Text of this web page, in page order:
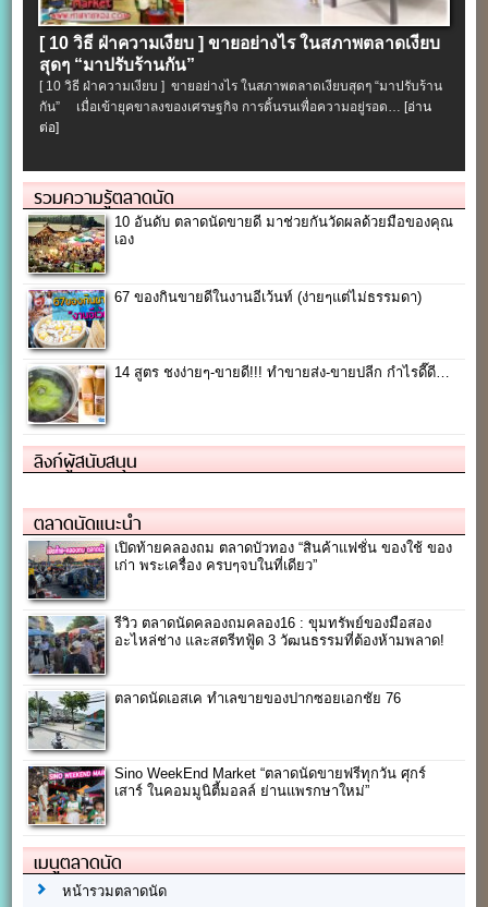
[ 10 วิธี ฝ่าความเงียบ ] ขายอย่างไร ในสภาพตลาดเงียบ
สุดๆ “มาปรับร้านกัน”
[ 10 วิธี ฝ่าความเงียบ ] ขายอย่างไร ในสภาพตลาดเงียบสุดๆ “มาปรับร้าน
กัน” เมื่อเข้ายุคขาลงของเศรษฐกิจ การดิ้นรนเพื่อความอยู่รอด…[อ่าน
ต่อ]
รวมความรู้ตลาดนัด
10 อันดับ ตลาดนัดขายดี มาช่วยกันวัดผลด้วยมือของคุณ
เอง
67 ของกินขายดีในงานอีเว้นท์ (ง่ายๆแต่ไม่ธรรมดา)
14 สูตร ชงง่ายๆ-ขายดี!!! ทำขายส่ง-ขายปลีก กำไรดี๊ดี…
ลิงก์ผู้สนับสนุน
ตลาดนัดแนะนำ
เปิดท้ายคลองถม ตลาดบัวทอง “สินค้าแฟชั่น ของใช้ ของ
เก่า พระเครื่อง ครบๆจบในที่เดียว”
รีวิว ตลาดนัดคลองถมคลอง16 : ขุมทรัพย์ของมือสอง
อะไหล่ช่าง และสตรีทฟู้ด 3 วัฒนธรรมที่ต้องห้ามพลาด!
ตลาดนัดเอสเค ทำเลขายของปากซอยเอกชัย 76
Sino WeekEnd Market “ตลาดนัดขายฟรีทุกวัน ศุกร์
เสาร์ ในคอมมูนิตี้มอลล์ ย่านแพรกษาใหม่”
เมนูตลาดนัด
หน้ารวมตลาดนัด